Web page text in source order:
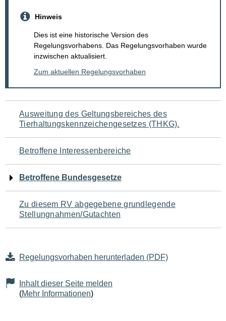
Hinweis
Dies ist eine historische Version des
Regelungsvorhabens. Das Regelungsvorhaben wurde
inzwischen aktualisiert.
Zum aktuellen Regelungsvorhaben
Navigation
für
den
Seiteninhalt
Ausweitung des Geltungsbereiches des
Tierhaltungskennzeichengesetzes (THKG).
Betroffene Interessenbereiche
Betroffene Bundesgesetze
Zu diesem RV abgegebene grundlegende
Stellungnahmen/Gutachten
Regelungsvorhaben herunterladen (PDF)
Inhalt dieser Seite melden
(Mehr Informationen)